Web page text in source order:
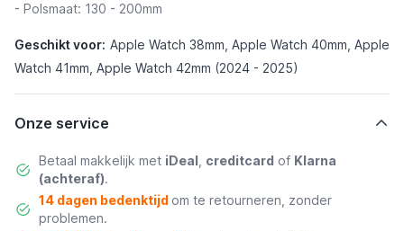
- Polsmaat: 130 - 200mm
Geschikt voor: Apple Watch 38mm, Apple Watch 40mm, Apple
Watch 41mm, Apple Watch 42mm (2024 - 2025)
Onze service
Betaal makkelijk met iDeal creditcard of Klarna
(achteraf).
14 dagen bedenktijd om te retourneren, zonder
problemen.